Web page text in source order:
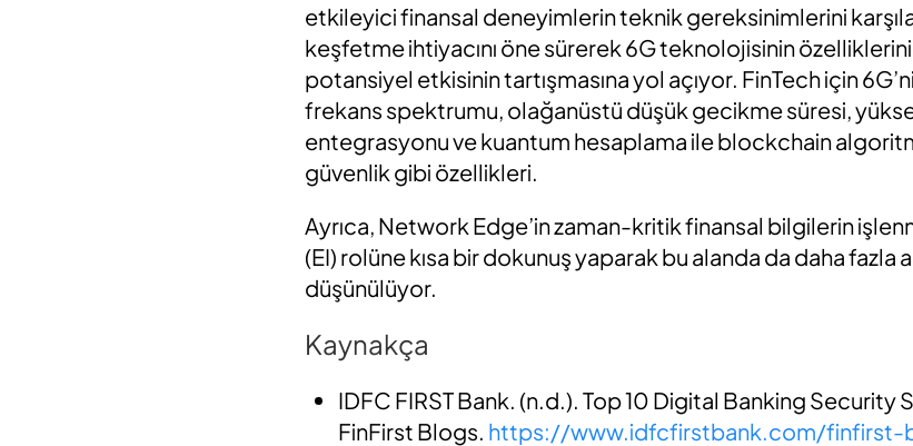
etkileyici finansal deneyimlerin teknik gereksinimlerini
keşfetme ihtiyacını öne sürerek 6G teknolojisinin
potansiyel etkisinin tartışmasına yol açıyor. FinTech için
frekans spektrumu, olağanüstü düşük gecikme süresi,
entegrasyonu ve kuantum hesaplama ile blockchain
güvenlik gibi özellikleri.
Ayrıca, Network Edge’in zaman-kritik finansal bilgilerin
(EI) rolüne kısa bir dokunuş yaparak bu alanda da daha fazla
düşünülüyor.
Kaynakça
IDFC FIRST Bank. (n.d.). Top 10 Digital Banking Security
FinFirst Blogs. https://www.idfcfirstbank.com/